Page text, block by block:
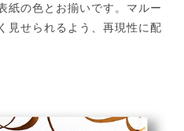
紙の色とお揃いです。マルー
見せられるよう、再現性に配